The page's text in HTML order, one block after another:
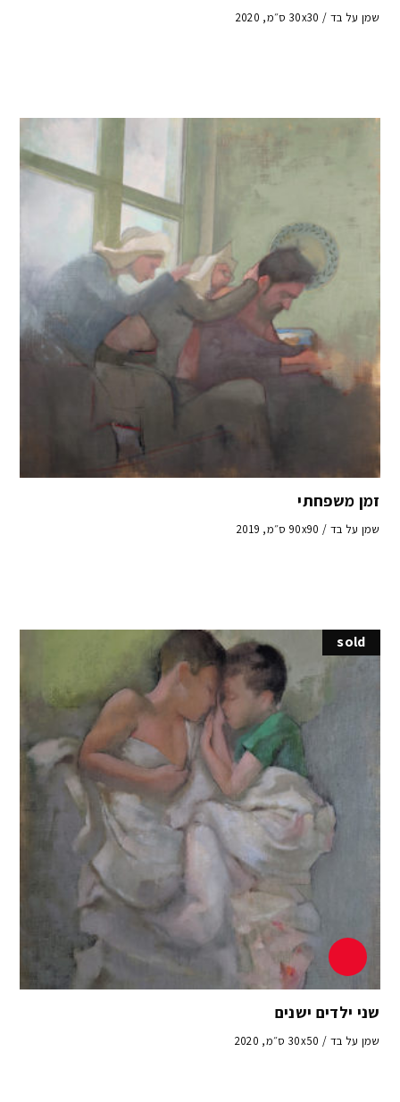
שמן על בד / 30x30 ס״מ, 2020
זמן משפחתי
שמן על בד / 90x90 ס״מ, 2019
sold
שני ילדים ישנים
שמן על בד / 30x50 ס״מ, 2020